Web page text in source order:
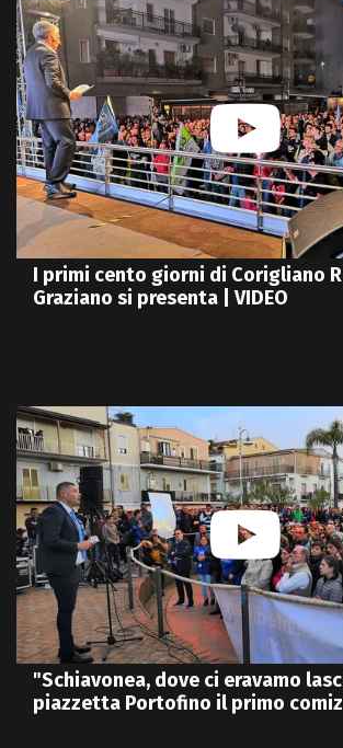
I primi cento giorni di Corigliano
Graziano si presenta | VIDEO
"Schiavonea, dove ci eravamo
piazzetta Portofino il primo